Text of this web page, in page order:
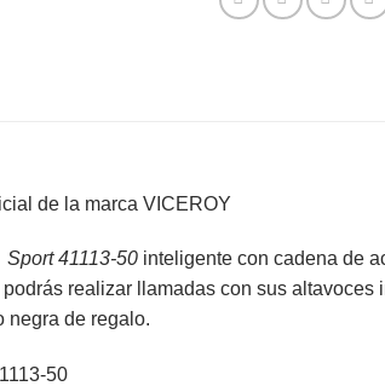
de la marca VICEROY
41113-50 inteligente con cadena de
realizar llamadas con sus
negra de regalo.
50